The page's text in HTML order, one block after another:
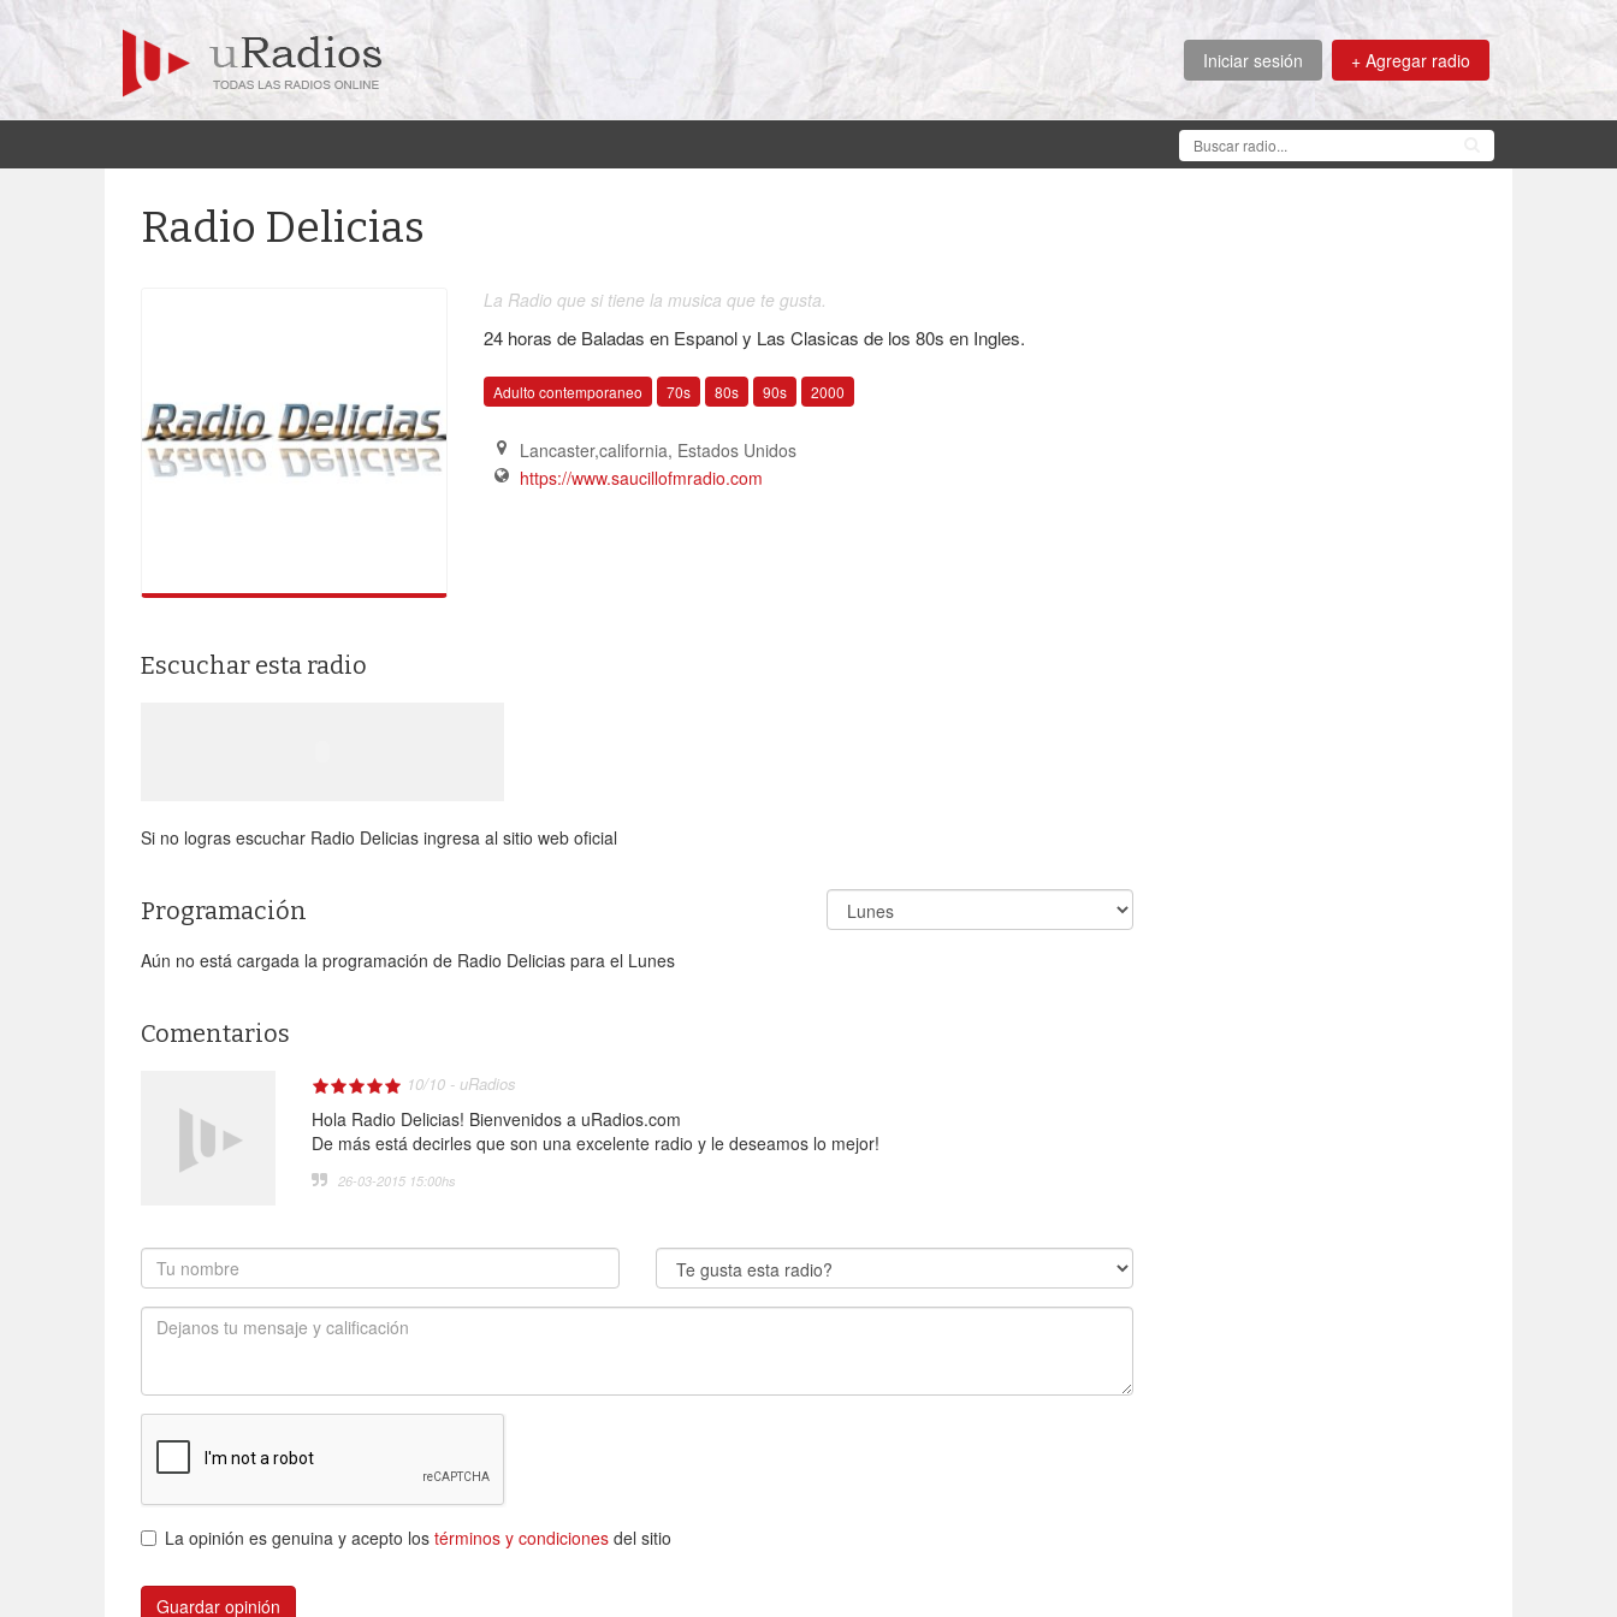
Iniciar sesión + Agregar radio
Radio Delicias
La Radio que si tiene la musica que te gusta.
24 horas de Baladas en Espanol y Las Clasicas de los 80s en Ingles.
Adulto contemporaneo 70s 80s 90s 2000
Lancaster,california, Estados Unidos
https://www.saucillofmradio.com
Escuchar esta radio
Si no logras escuchar Radio Delicias ingresa al sitio web oficial
Programación
Aún no está cargada la programación de Radio Delicias para el Lunes
Comentarios
10/10 - uRadios
Hola Radio Delicias! Bienvenidos a uRadios.com
De más está decirles que son una excelente radio y le deseamos lo mejor!
26-03-2015 15:00hs
La opinión es genuina y acepto los términos y condiciones del sitio
Guardar opinión